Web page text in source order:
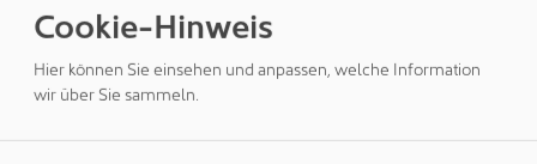
zertifiziert. Pharma- und Life Science-Unternehmen
können so ihre Geräte der Cleanroom HMI Serie
bedarfsorientiert in ihren Reinraumumgebungen
installieren und profitieren hierbei von der hohen
Cookie-Hinweis
Hier können Sie einsehen und anpassen, welche Information
wir über Sie sammeln.